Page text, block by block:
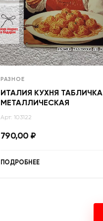
РАЗНОЕ
ИТАЛИЯ КУХНЯ ТАБЛИЧКА
МЕТАЛЛИЧЕСКАЯ
Арт: 103122
790,00 ₽
ПОДРОБНЕЕ